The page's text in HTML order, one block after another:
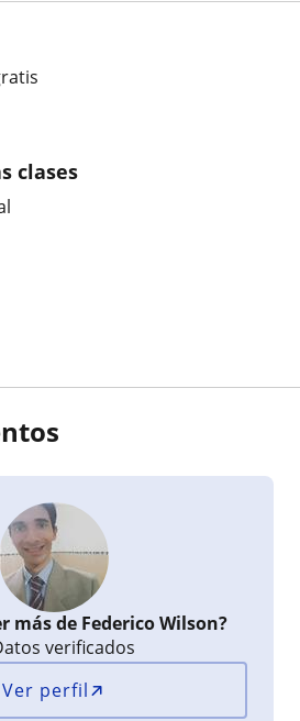
clases
más de Federico Wilson?
verificados
Ver perfil